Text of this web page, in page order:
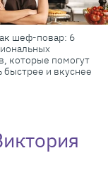
шеф-повар: 6
которые помогут
быстрее и вкуснее